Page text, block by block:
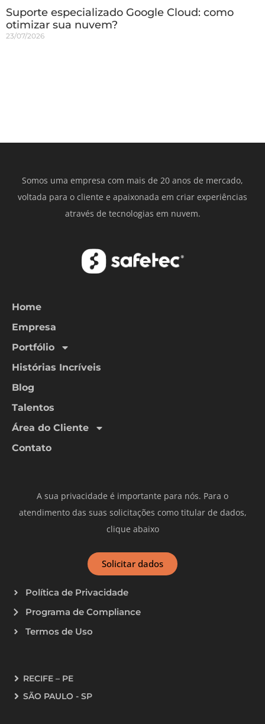
Suporte especializado Google Cloud: como
otimizar sua nuvem?
23/07/2026
Somos uma empresa com mais de 20 anos de mercado,
voltada para o cliente e apaixonada em criar experiências
através de tecnologias em nuvem.
Home
Empresa
Portfólio
Histórias Incríveis
Blog
Talentos
Área do Cliente
Contato
A sua privacidade é importante para nós. Para o
atendimento das suas solicitações como titular de dados,
clique abaixo
Solicitar dados
Política de Privacidade
Programa de Compliance
Termos de Uso
RECIFE – PE
SÃO PAULO - SP